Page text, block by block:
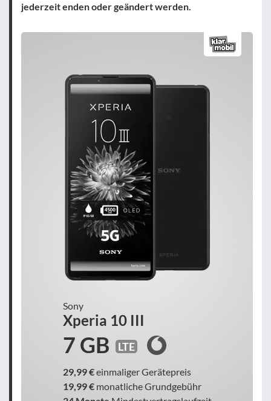
jederzeit enden oder geändert werden.
Sony
Xperia 10 III
7 GB LTE
29,99 €einmaliger Gerätepreis
19,99 € monatliche Grundgebühr